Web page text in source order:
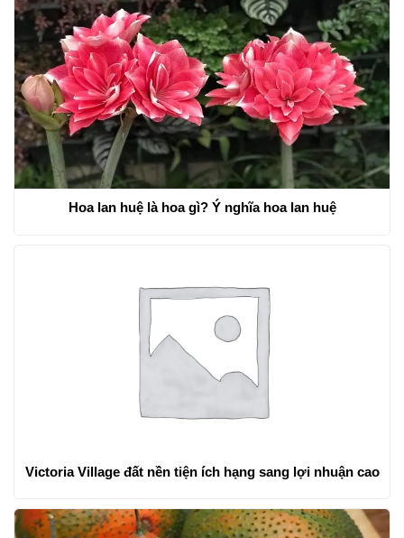
Hoa lan huệ là hoa gì? Ý nghĩa hoa lan huệ
Victoria Village đất nền tiện ích hạng sang lợi nhuận cao